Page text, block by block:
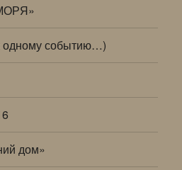
одному событию…)
дом»